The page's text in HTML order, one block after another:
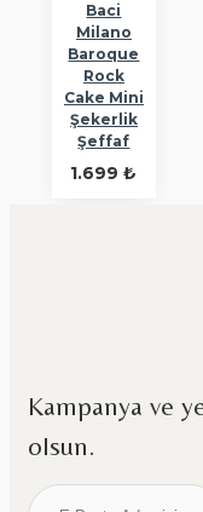
Baci
Milano
Baroque
Rock
Cake Mini
Şekerlik
Şeffaf
1.699 ₺
Kampanya ve
olsun.